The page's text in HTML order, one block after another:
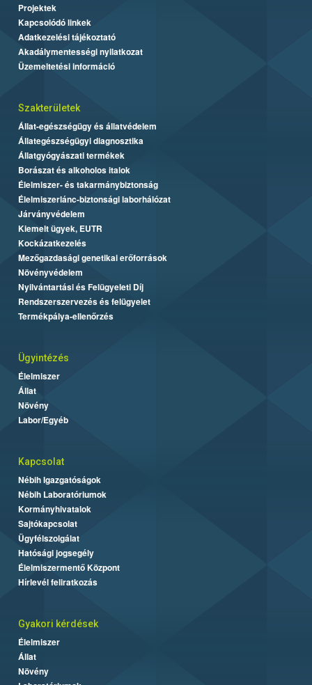
Projektek
Kapcsolódó linkek
Adatkezelési tájékoztató
Akadálymentességi nyilatkozat
Üzemeltetési információ
Szakterületek
Állat-egészségügy és állatvédelem
Állategészségügyi diagnosztika
Állatgyógyászati termékek
Borászat és alkoholos italok
Élelmiszer- és takarmánybiztonság
Élelmiszerlánc-biztonsági laborhálózat
Járványvédelem
Kiemelt ügyek, EUTR
Kockázatkezelés
Mezőgazdasági genetikai erőforrások
Növényvédelem
Nyilvántartási és Felügyeleti Díj
Rendszerszervezés és felügyelet
Termékpálya-ellenőrzés
Ügyintézés
Élelmiszer
Állat
Növény
Labor/Egyéb
Kapcsolat
Nébih Igazgatóságok
Nébih Laboratóriumok
Kormányhivatalok
Sajtókapcsolat
Ügyfélszolgálat
Hatósági jogsegély
Élelmiszermentő Központ
Hírlevél feliratkozás
Gyakori kérdések
Élelmiszer
Állat
Növény